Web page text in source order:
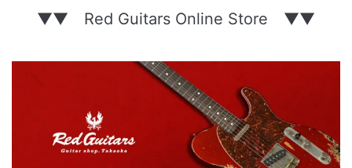
▼▼ Red Guitars Online Store ▼▼